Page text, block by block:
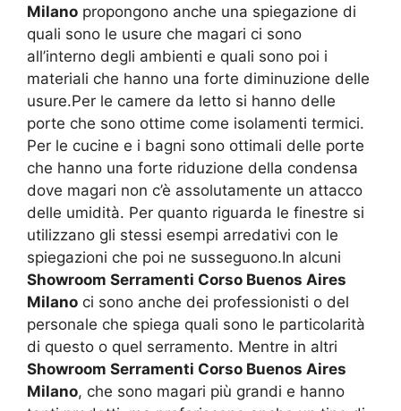
Milano propongono anche una spiegazione di
quali sono le usure che magari ci sono
all’interno degli ambienti e quali sono poi i
materiali che hanno una forte diminuzione delle
usure.Per le camere da letto si hanno delle
porte che sono ottime come isolamenti termici.
Per le cucine e i bagni sono ottimali delle porte
che hanno una forte riduzione della condensa
dove magari non c’è assolutamente un attacco
delle umidità. Per quanto riguarda le finestre si
utilizzano gli stessi esempi arredativi con le
spiegazioni che poi ne susseguono.In alcuni
Showroom Serramenti Corso Buenos Aires
Milano ci sono anche dei professionisti o del
personale che spiega quali sono le particolarità
di questo o quel serramento. Mentre in altri
Showroom Serramenti Corso Buenos Aires
Milano, che sono magari più grandi e hanno